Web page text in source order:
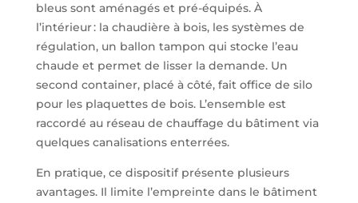
bleus sont aménagés et pré-équipés. À
l’intérieur : la chaudière à bois, les systèmes de
régulation, un ballon tampon qui stocke l’eau
chaude et permet de lisser la demande. Un
second container, placé à côté, fait office de silo
pour les plaquettes de bois. L’ensemble est
raccordé au réseau de chauffage du bâtiment via
quelques canalisations enterrées.
En pratique, ce dispositif présente plusieurs
avantages. Il limite l’empreinte dans le bâtiment